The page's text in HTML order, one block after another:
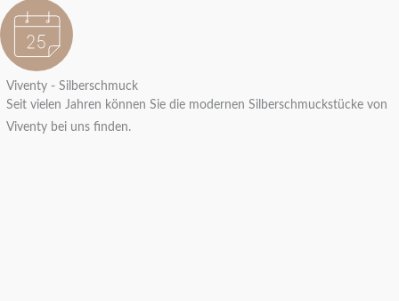
Viventy - Silberschmuck
Seit vielen Jahren können Sie die modernen Silberschmuckstücke von
Viventy bei uns finden.